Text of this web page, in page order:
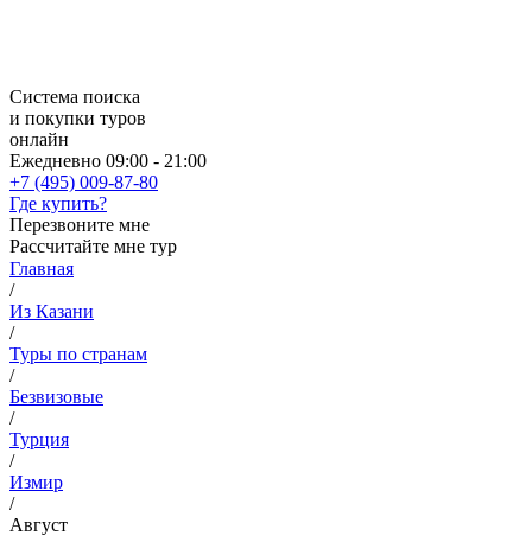
Система поиска
и покупки туров
онлайн
Ежедневно 09:00 - 21:00
+7 (495) 009-87-80
Где купить?
Перезвоните мне
Рассчитайте мне тур
Главная
/
Из Казани
/
Туры по странам
/
Безвизовые
/
Турция
/
Измир
/
Август